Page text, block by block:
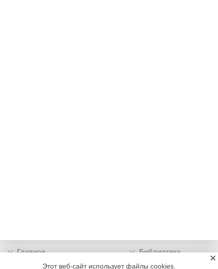
Главное
Библиотека
Подписка
Реклама
Этот веб-сайт использует файлы cookies.
×